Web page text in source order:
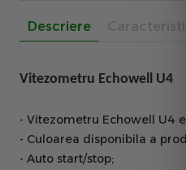
Descriere
Vitezometru Echowell U4
- Vitezometru Echowell U4
- Culoarea disponibila a
- Auto start/stop;